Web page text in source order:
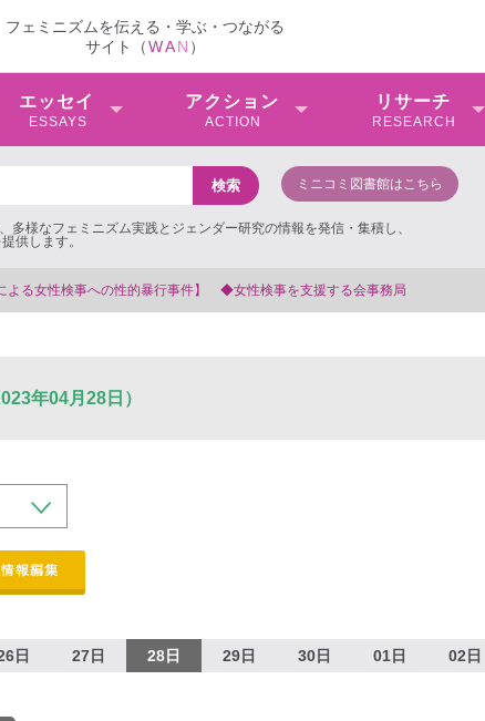
フェミニズムを伝える・学ぶ・つながる
サイト（WAN ）
エッセイ
ESSAYS
アクション
ACTION
リサーチ
RESEARCH
ミニコミ図書館はこちら
様なフェミニズム実践とジェンダー研究の情報を発信・集積し、
供します。
事を支援する会事務局
年04月28日）
日 27日 28日 29日 30日 01日 02日